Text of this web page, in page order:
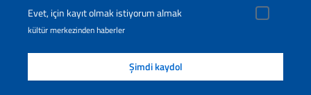
Evet, için kayıt olmak istiyorum almak
kültür merkezinden haberler